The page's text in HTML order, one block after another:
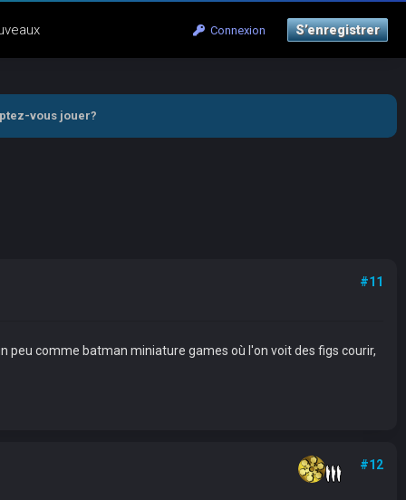
Connexion S’enregistrer
vous jouer?
#11
peu comme batman miniature games où l'on voit des figs courir,
#12